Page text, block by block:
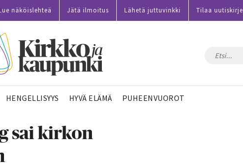
näköislehteä Jätä ilmoitus Lähetä juttuvinkki Tilaa uutiskirje
HENGELLISYYS HYVÄ ELÄMÄ PUHEENVUOROT
sai kirkon